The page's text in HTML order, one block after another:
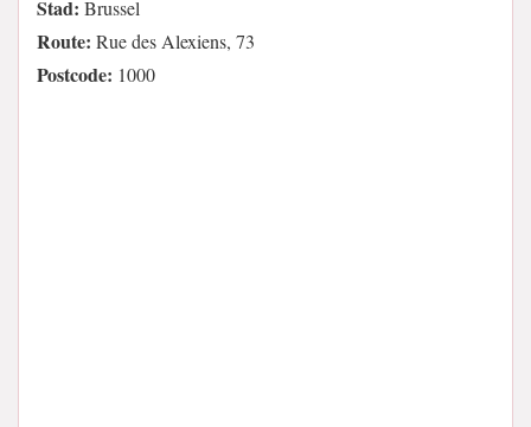
Stad: Brussel
Route: Rue des Alexiens, 73
Postcode: 1000